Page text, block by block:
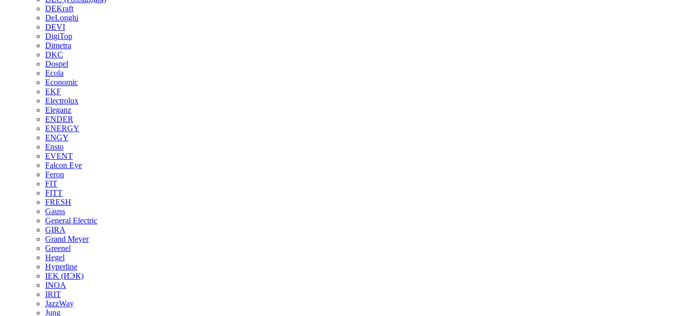
DEKraft
DeLonghi
DEVI
DigiTop
Dimetra
DKC
Dospel
Ecola
Economic
EKF
Electrolux
Eleganz
ENDER
ENERGY
ENGY
Ensto
EVENT
Falcon Eye
Feron
FIT
FITT
FRESH
Gauss
General Electric
GIRA
Grand Meyer
Greenel
Hegel
Hyperline
IEK (ИЭК)
INOA
IRIT
JazzWay
Jung